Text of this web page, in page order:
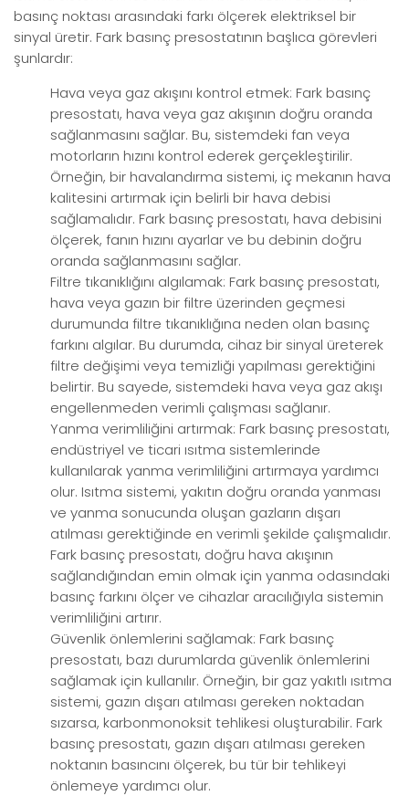
basınç noktası arasındaki farkı ölçerek elektriksel bir
sinyal üretir. Fark basınç presostatının başlıca görevleri
şunlardır:
Hava veya gaz akışını kontrol etmek: Fark basınç
presostatı, hava veya gaz akışının doğru oranda
sağlanmasını sağlar. Bu, sistemdeki fan veya
motorların hızını kontrol ederek gerçekleştirilir.
Örneğin, bir havalandırma sistemi, iç mekanın hava
kalitesini artırmak için belirli bir hava debisi
sağlamalıdır. Fark basınç presostatı, hava debisini
ölçerek, fanın hızını ayarlar ve bu debinin doğru
oranda sağlanmasını sağlar.
Filtre tıkanıklığını algılamak: Fark basınç presostatı,
hava veya gazın bir filtre üzerinden geçmesi
durumunda filtre tıkanıklığına neden olan basınç
farkını algılar. Bu durumda, cihaz bir sinyal üreterek
filtre değişimi veya temizliği yapılması gerektiğini
belirtir. Bu sayede, sistemdeki hava veya gaz akışı
engellenmeden verimli çalışması sağlanır.
Yanma verimliliğini artırmak: Fark basınç presostatı,
endüstriyel ve ticari ısıtma sistemlerinde
kullanılarak yanma verimliliğini artırmaya yardımcı
olur. Isıtma sistemi, yakıtın doğru oranda yanması
ve yanma sonucunda oluşan gazların dışarı
atılması gerektiğinde en verimli şekilde çalışmalıdır.
Fark basınç presostatı, doğru hava akışının
sağlandığından emin olmak için yanma odasındaki
basınç farkını ölçer ve cihazlar aracılığıyla sistemin
verimliliğini artırır.
Güvenlik önlemlerini sağlamak: Fark basınç
presostatı, bazı durumlarda güvenlik önlemlerini
sağlamak için kullanılır. Örneğin, bir gaz yakıtlı ısıtma
sistemi, gazın dışarı atılması gereken noktadan
sızarsa, karbonmonoksit tehlikesi oluşturabilir. Fark
basınç presostatı, gazın dışarı atılması gereken
noktanın basıncını ölçerek, bu tür bir tehlikeyi
önlemeye yardımcı olur.